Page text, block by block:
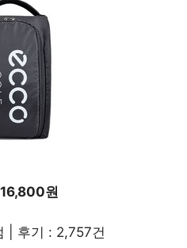
16,800원
| 후기 : 2,757건